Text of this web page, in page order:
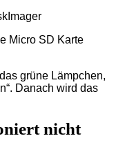
Micro SD Karte
grüne Lämpchen,
Danach wird das
nicht